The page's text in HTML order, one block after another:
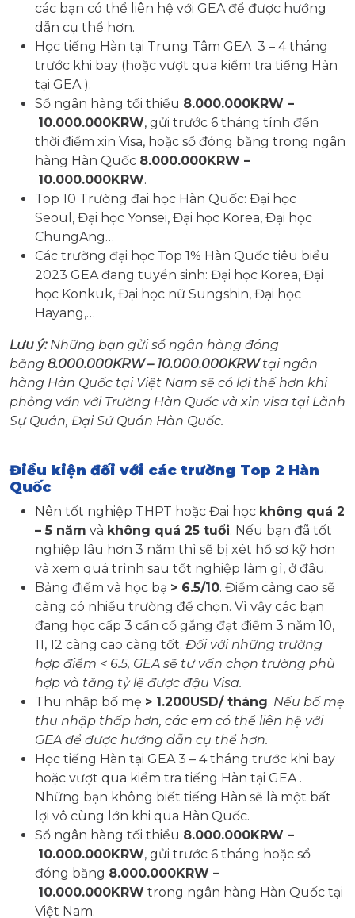
các bạn có thể liên hệ với GEA để được hướng
dẫn cụ thể hơn.
Học tiếng Hàn tại Trung Tâm GEA 3 – 4 tháng
trước khi bay (hoặc vượt qua kiểm tra tiếng Hàn
tại GEA ).
Sổ ngân hàng tối thiểu 8.000.000KRW –
10.000.000KRW, gửi trước 6 tháng tính đến
thời điểm xin Visa, hoặc sổ đóng băng trong ngân
hàng Hàn Quốc 8.000.000KRW –
10.000.000KRW.
Top 10 Trường đại học Hàn Quốc: Đại học
Seoul, Đại học Yonsei, Đại học Korea, Đại học
ChungAng…
Các trường đại học Top 1% Hàn Quốc tiêu biểu
2023 GEA đang tuyển sinh: Đại học Korea, Đại
học Konkuk, Đại học nữ Sungshin, Đại học
Hayang,…
Lưu ý:Những bạn gửi sổ ngân hàng đóng
băng 8.000.000KRW – 10.000.000KRWtại ngân
hàng Hàn Quốc tại Việt Nam sẽ có lợi thế hơn khi
phỏng vấn với Trường Hàn Quốc và xin visa tại Lãnh
Sự Quán, Đại Sứ Quán Hàn Quốc.
Điều kiện đối với các trường Top 2 Hàn
Quốc
Nên tốt nghiệp THPT hoặc Đại học không quá 2
– 5 năm và không quá 25 tuổi. Nếu bạn đã tốt
nghiệp lâu hơn 3 năm thì sẽ bị xét hồ sơ kỹ hơn
và xem quá trình sau tốt nghiệp làm gì, ở đâu.
Bảng điểm và học bạ > 6.5/10. Điểm càng cao sẽ
càng có nhiều trường để chọn. Vì vậy các bạn
đang học cấp 3 cần cố gắng đạt điểm 3 năm 10,
11, 12 càng cao càng tốt. Đối với những trường
hợp điểm < 6.5, GEA sẽ tư vấn chọn trường phù
hợp và tăng tỷ lệ được đậu Visa.
Thu nhập bố mẹ > 1.200USD/ tháng. Nếu bố mẹ
thu nhập thấp hơn, các em có thể liên hệ với
GEA để được hướng dẫn cụ thể hơn.
Học tiếng Hàn tại GEA 3 – 4 tháng trước khi bay
hoặc vượt qua kiểm tra tiếng Hàn tại GEA .
Những bạn không biết tiếng Hàn sẽ là một bất
lợi vô cùng lớn khi qua Hàn Quốc.
Sổ ngân hàng tối thiểu 8.000.000KRW –
10.000.000KRW, gửi trước 6 tháng hoặc sổ
đóng băng 8.000.000KRW –
10.000.000KRW trong ngân hàng Hàn Quốc tại
Việt Nam.